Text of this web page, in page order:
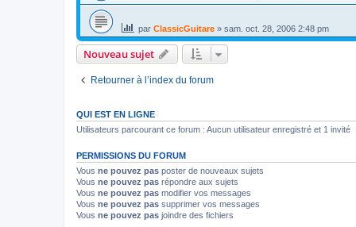
par ClassicGuitare » sam. oct. 28, 2006 2:48 pm
Nouveau sujet
Retourner à l’index du forum
QUI EST EN LIGNE
Utilisateurs parcourant ce forum : Aucun utilisateur enregistré et 1 invité
PERMISSIONS DU FORUM
Vous ne pouvez pas poster de nouveaux sujets
Vous ne pouvez pas répondre aux sujets
Vous ne pouvez pas modifier vos messages
Vous ne pouvez pas supprimer vos messages
Vous ne pouvez pas joindre des fichiers